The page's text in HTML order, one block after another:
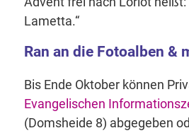
Lametta.“
Ran an die Fotoalben &
Bis Ende Oktober können
Evangelischen
(Domsheide 8) abgegeben